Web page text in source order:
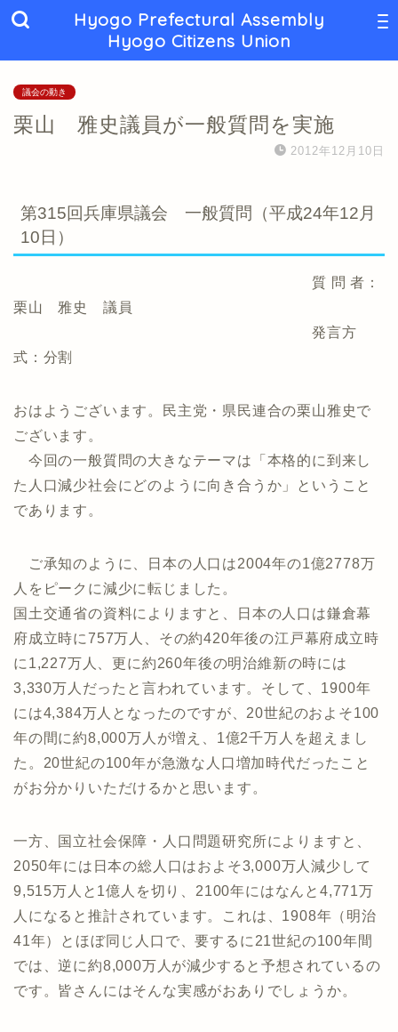
Hyogo Prefectural Assembly
Hyogo Citizens Union
議会の動き
栗山 雅史議員が一般質問を実施
2012年12月10日
第315回兵庫県議会 一般質問（平成24年12月
10日）
質 問 者：
栗山 雅史 議員
発言方
式：分割
おはようございます。民主党・県民連合の栗山雅史で
ございます。
今回の一般質問の大きなテーマは「本格的に到来し
た人口減少社会にどのように向き合うか」ということ
であります。
ご承知のように、日本の人口は2004年の1億2778万
人をピークに減少に転じました。
国土交通省の資料によりますと、日本の人口は鎌倉幕
府成立時に757万人、その約420年後の江戸幕府成立時
に1,227万人、更に約260年後の明治維新の時には
3,330万人だったと言われています。そして、1900年
には4,384万人となったのですが、20世紀のおよそ100
年の間に約8,000万人が増え、1億2千万人を超えまし
た。20世紀の100年が急激な人口増加時代だったこと
がお分かりいただけるかと思います。
一方、国立社会保障・人口問題研究所によりますと、
2050年には日本の総人口はおよそ3,000万人減少して
9,515万人と1億人を切り、2100年にはなんと4,771万
人になると推計されています。これは、1908年（明治
41年）とほぼ同じ人口で、要するに21世紀の100年間
では、逆に約8,000万人が減少すると予想されているの
です。皆さんにはそんな実感がおありでしょうか。